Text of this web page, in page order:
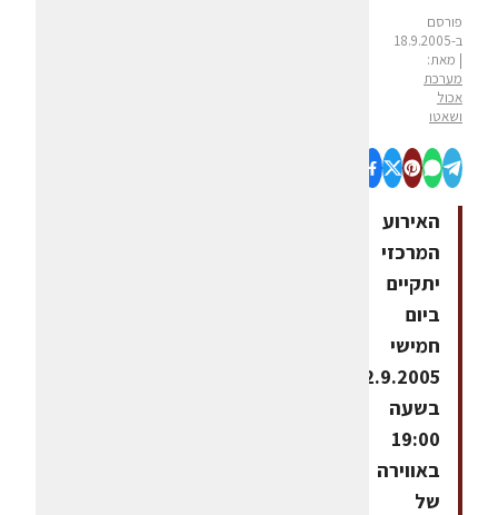
פורסם
ב-18.9.2005
| מאת:
מערכת
אכול
ושאטו
האירוע
המרכזי
יתקיים
ביום
חמישי
22.9.2005
בשעה
19:00
באווירה
של